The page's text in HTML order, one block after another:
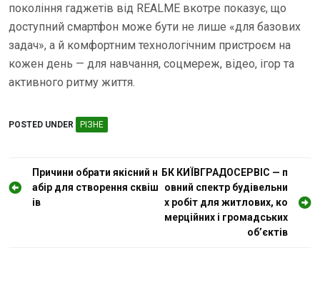
покоління гаджетів від REALME вкотре показує, що
доступний смартфон може бути не лише «для базових
задач», а й комфортним технологічним пристроєм на
кожен день — для навчання, соцмереж, відео, ігор та
активного ритму життя.
POSTED UNDER РІЗНЕ
Н
а
Причини обрати якісний н
абір для створення сквіш
ів
БК КИЇВГРАДОСЕРВІС — п
овний спектр будівельни
х робіт для житлових, ко
мерційних і громадських
об’єктів